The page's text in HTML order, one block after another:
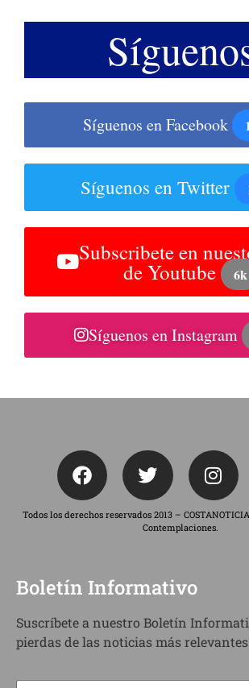
Síguenos en Facebook
Síguenos en Twitter
Subscribete en
de Youtube 6k
Síguenos en Instagram
Todos los derechos reservados 2013 –
Contemplaciones.
Boletín Informativo
Suscríbete a nuestro Boletín
pierdas de las noticias más